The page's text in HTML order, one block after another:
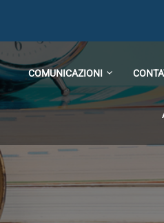
COMUNICAZIONI